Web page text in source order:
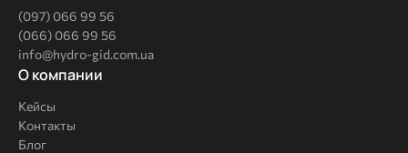
(097) 066 99 56
(066) 066 99 56
info@hydro-gid.com.ua
О
компании
О компании
Кейсы
Контакты
Блог